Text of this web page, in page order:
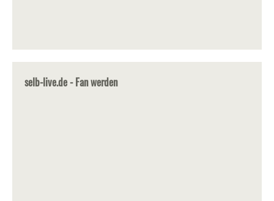
selb-live.de - Fan werden